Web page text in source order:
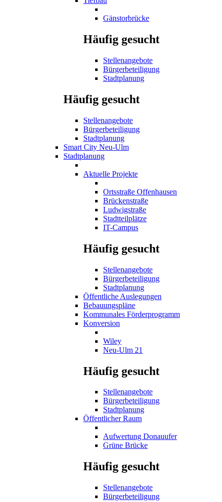
Gänstorbrücke
Häufig gesucht
Stellenangebote
Bürgerbeteiligung
Stadtplanung
Häufig gesucht
Stellenangebote
Bürgerbeteiligung
Stadtplanung
Smart City Neu-Ulm
Stadtplanung
Aktuelle Projekte
Ortsstraße Offenhausen
Brückenstraße
Ludwigstraße
Stadtteilplätze
IT-Campus
Häufig gesucht
Stellenangebote
Bürgerbeteiligung
Stadtplanung
Öffentliche Auslegungen
Bebauungspläne
Kommunales Förderprogramm
Konversion
Wiley
Neu-Ulm 21
Häufig gesucht
Stellenangebote
Bürgerbeteiligung
Stadtplanung
Öffentlicher Raum
Aufwertung Donauufer
Grüne Brücke
Häufig gesucht
Stellenangebote
Bürgerbeteiligung